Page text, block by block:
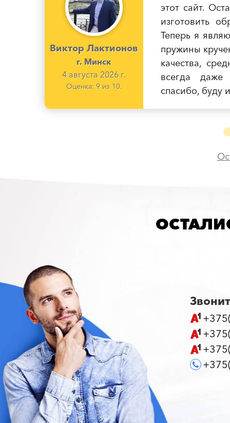
этот сайт.
изготовить
Теперь я
пружины
качества,
всегда даже
спасибо, буду
Виктор Лактионов
г. Минск
4 августа 2026 г.
Оценка: 9из 10.